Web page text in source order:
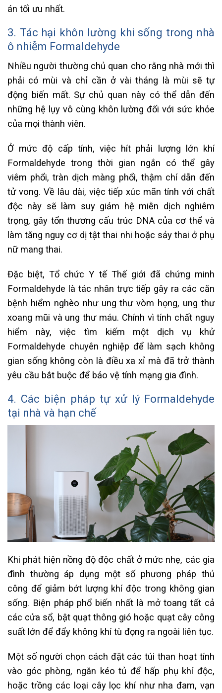
án tối ưu nhất.
3. Tác hại khôn lường khi sống trong nhà
ô nhiễm Formaldehyde
Nhiều người thường chủ quan cho rằng nhà mới thì
phải có mùi và chỉ cần ở vài tháng là mùi sẽ tự
động biến mất. Sự chủ quan này có thể dẫn đến
những hệ lụy vô cùng khôn lường đối với sức khỏe
của mọi thành viên.
Ở mức độ cấp tính, việc hít phải lượng lớn khí
Formaldehyde trong thời gian ngắn có thể gây
viêm phổi, tràn dịch màng phổi, thậm chí dẫn đến
tử vong. Về lâu dài, việc tiếp xúc mãn tính với chất
độc này sẽ làm suy giảm hệ miễn dịch nghiêm
trọng, gây tổn thương cấu trúc DNA của cơ thể và
làm tăng nguy cơ dị tật thai nhi hoặc sảy thai ở phụ
nữ mang thai.
Đặc biệt, Tổ chức Y tế Thế giới đã chứng minh
Formaldehyde là tác nhân trực tiếp gây ra các căn
bệnh hiểm nghèo như ung thư vòm họng, ung thư
xoang mũi và ung thư máu. Chính vì tính chất nguy
hiểm này, việc tìm kiếm một dịch vụ khử
Formaldehyde chuyên nghiệp để làm sạch không
gian sống không còn là điều xa xỉ mà đã trở thành
yêu cầu bắt buộc để bảo vệ tính mạng gia đình.
4. Các biện pháp tự xử lý Formaldehyde
tại nhà và hạn chế
Khi phát hiện nồng độ độc chất ở mức nhẹ, các gia
đình thường áp dụng một số phương pháp thủ
công để giảm bớt lượng khí độc trong không gian
sống. Biện pháp phổ biến nhất là mở toang tất cả
các cửa sổ, bật quạt thông gió hoặc quạt cây công
suất lớn để đẩy không khí tù đọng ra ngoài liên tục.
Một số người chọn cách đặt các túi than hoạt tính
vào góc phòng, ngăn kéo tủ để hấp phụ khí độc,
hoặc trồng các loại cây lọc khí như nha đam, vạn